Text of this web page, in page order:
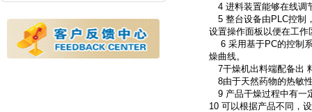
4 进料装置能够在线调
5 整台设备由PLC控制
设置操作面板以便在工作
6 采用基于PC的控制系
燥曲线。
7干燥机出料端配备出
8由于天然药物的热敏
9 产品干燥过程中有一
10 可以根据产品不同，